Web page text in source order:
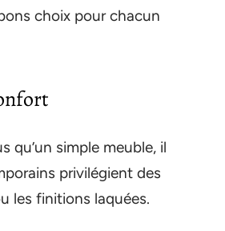
choix pour chacun
qu’un simple meuble, il
privilégient des
les finitions laquées.